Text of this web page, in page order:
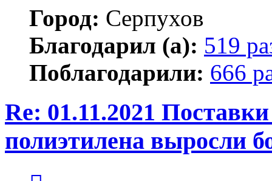
Город: Серпухов
Благодарил (а): 519
Поблагодарили: 666
Re: 01.11.2021
полиэтилена выросли